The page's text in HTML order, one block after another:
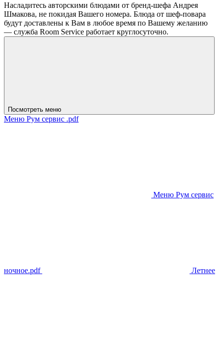
Насладитесь авторскими блюдами от бренд-шефа Андрея
Шмакова, не покидая Вашего номера. Блюда от шеф-повара
будут доставлены к Вам в любое время по Вашему желанию
— служба Room Service работает круглосуточно.
Посмотреть меню
Меню Рум сервис .pdf
Меню Рум сервис
ночное.pdf Летнее